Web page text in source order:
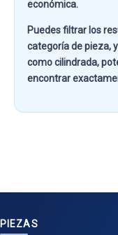
económica.
Puedes filtrar los
categoría de pieza,
comocilindrada,
encontrar
PIEZAS